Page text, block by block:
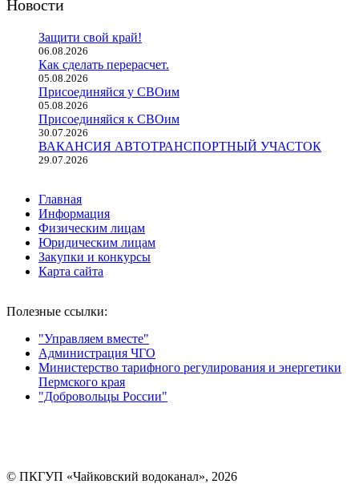
Новости
Защити свой край!
06.08.2026
Как сделать перерасчет.
05.08.2026
Присоединяйся у СВОим
05.08.2026
Присоединяйся к СВОим
30.07.2026
ВАКАНСИЯ АВТОТРАНСПОРТНЫЙ УЧАСТОК
29.07.2026
Главная
Информация
Физическим лицам
Юридическим лицам
Закупки и конкурсы
Карта сайта
Полезные ссылки:
"Управляем вместе"
Администрация ЧГО
Министерство тарифного регулирования и энергетики
Пермского края
"Добровольцы России"
© ПКГУП «Чайковский водоканал», 2026